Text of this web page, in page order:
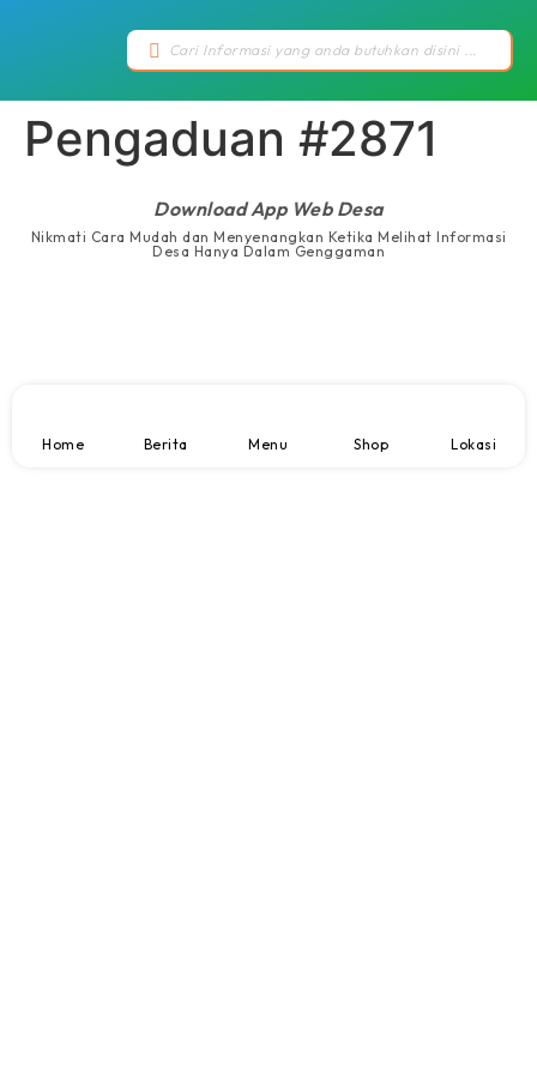
Pengaduan #2871
Download App Web Desa
Nikmati Cara Mudah dan Menyenangkan Ketika Melihat Informasi
Desa Hanya Dalam Genggaman
Home Berita Menu Shop Lokasi